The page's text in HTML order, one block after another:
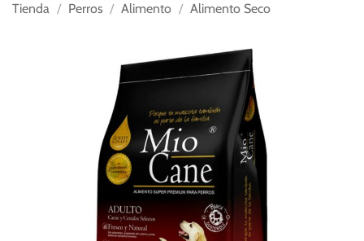
Tienda / Perros / Alimento / Alimento Seco